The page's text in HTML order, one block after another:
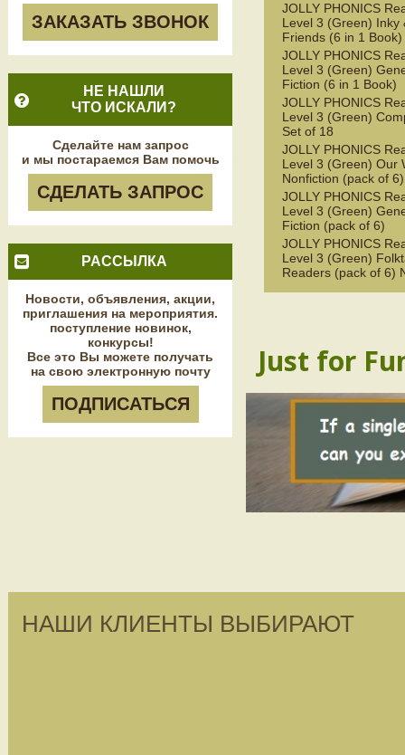
ЗАКАЗАТЬ ЗВОНОК
НЕ НАШЛИ
ЧТО ИСКАЛИ?
Сделайте нам запрос
и мы постараемся Вам помочь
СДЕЛАТЬ ЗАПРОС
РАССЫЛКА
Новости, объявления, акции,
приглашения на мероприятия.
поступление новинок,
конкурсы!
Все это Вы можете получать
на свою электронную почту
ПОДПИСАТЬСЯ
JOLLY PHONICS
Level 3 (Green) Inky
Friends (6 in 1 Book)
JOLLY PHONICS
Level 3 (Green)
Fiction (6 in 1 Book)
JOLLY PHONICS
Level 3 (Green)
Set of 18
JOLLY PHONICS
Level 3 (Green) Our
Nonfiction (pack of 6)
JOLLY PHONICS
Level 3 (Green)
Fiction (pack of 6)
JOLLY PHONICS
Level 3 (Green)
Readers (pack of 6)
Just for
НАШИ КЛИЕНТЫ ВЫБИРАЮТ